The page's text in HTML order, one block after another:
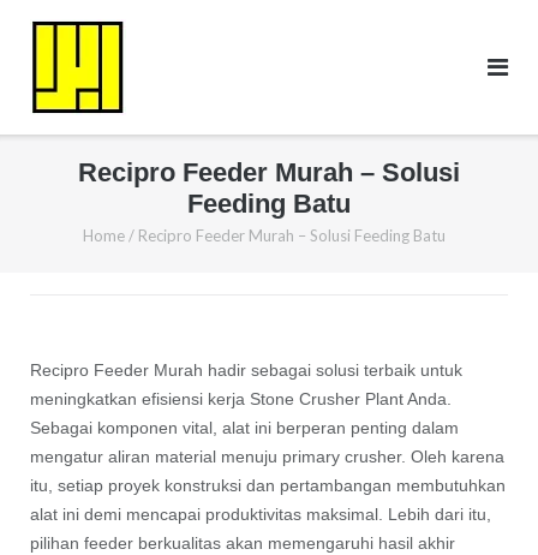
Recipro Feeder Murah – Solusi
Feeding Batu
Home/ Recipro Feeder Murah – Solusi Feeding Batu
Recipro Feeder Murah hadir sebagai solusi terbaik untuk
meningkatkan efisiensi kerja Stone Crusher Plant Anda.
Sebagai komponen vital, alat ini berperan penting dalam
mengatur aliran material menuju primary crusher. Oleh karena
itu, setiap proyek konstruksi dan pertambangan membutuhkan
alat ini demi mencapai produktivitas maksimal. Lebih dari itu,
pilihan feeder berkualitas akan memengaruhi hasil akhir